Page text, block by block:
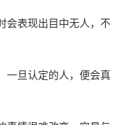
会表现出目中无人，不
一旦认定的人，便会真